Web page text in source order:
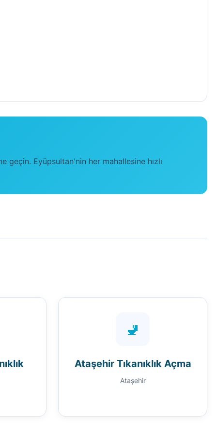
geçin. Eyüpsultan'nin her mahallesine hızlı
🚽
Ataşehir Tıkanıklık Açma
Ataşehir